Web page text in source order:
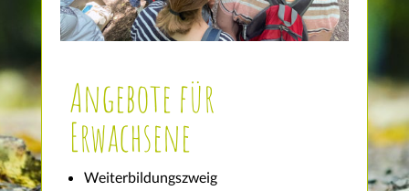
Angebote für
Erwachsene
Weiterbildungszweig